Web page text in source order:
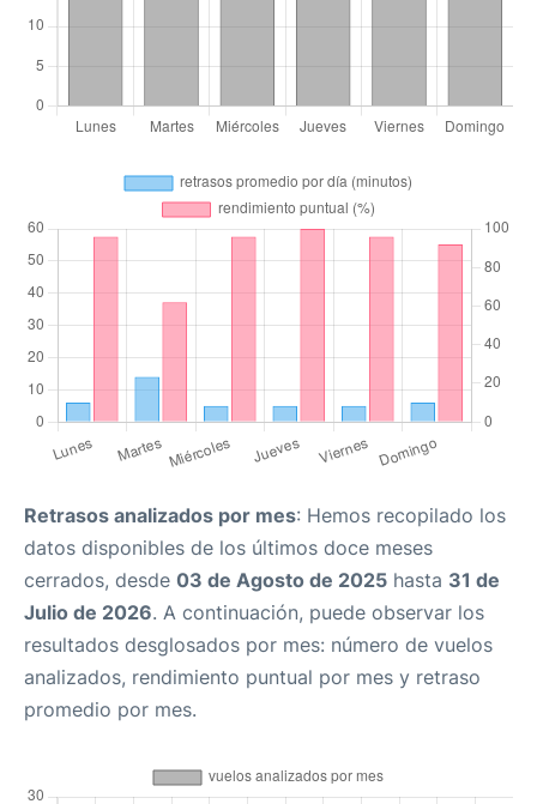
Retrasos analizados por mes: Hemos recopilado los
datos disponibles de los últimos doce meses
cerrados, desde 03 de Agosto de 2025 hasta 31 de
Julio de 2026. A continuación, puede observar los
resultados desglosados por mes: número de vuelos
analizados, rendimiento puntual por mes y retraso
promedio por mes.